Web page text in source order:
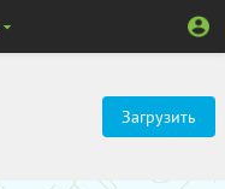
Загрузить